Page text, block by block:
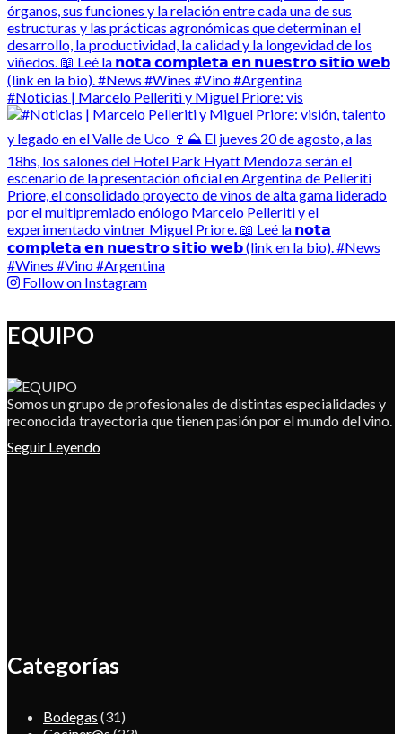
#Noticias | Marcelo Pelleriti y Miguel Priore: vis
Follow on Instagram
EQUIPO
Somos un grupo de profesionales de distintas especialidades y
reconocida trayectoria que tienen pasión por el mundo del vino.
Seguir Leyendo
Categorías
Bodegas (31)